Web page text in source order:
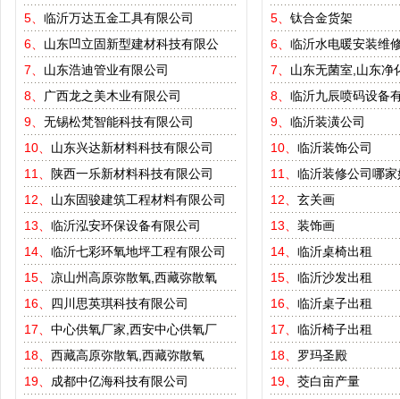
5、 临沂万达五金工具有限公司
6、 山东凹立固新型建材科技有限公
7、 山东浩迪管业有限公司
8、
广西龙之美木业有限公司
9、 无锡松梵智能科技有限公司
10、 山东兴达新材料科技有限公司
11、
陕西一乐新材料科技有限公司
12、 山东固骏建筑工程材料有限公司
13、 临沂泓安环保设备有限公司
14、 临沂七彩环氧地坪工程有限公司
15、 凉山州高原弥散氧,西藏弥散氧
16、 四川思英琪科技有限公司
17、 中心供氧厂家,西安中心供氧厂
18、 西藏高原弥散氧,西藏弥散氧
19、 成都中亿海科技有限公司
5、 钛合金货架
6、 临沂水电暖安装维
7、 山东无菌室,山东净
8、 临沂九辰喷码设备
9、 临沂装潢公司
10、 临沂装饰公司
11、 临沂装修公司哪家
12、 玄关画
13、 装饰画
14、 临沂桌椅出租
15、 临沂沙发出租
16、 临沂桌子出租
17、 临沂椅子出租
18、 罗玛圣殿
19、 茭白亩产量